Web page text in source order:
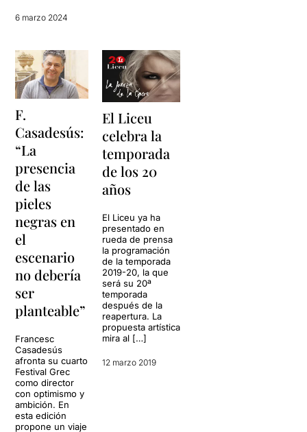
6 marzo 2024
F.
Casadesús:
“La
presencia
de las
pieles
negras en
el
escenario
no debería
ser
planteable”
Francesc
Casadesús
afronta su cuarto
Festival Grec
como director
con optimismo y
ambición. En
esta edición
propone un viaje
El Liceu
celebra la
temporada
de los 20
años
El Liceu ya ha
presentado en
rueda de prensa
la programación
de la temporada
2019-20, la que
será su 20ª
temporada
después de la
reapertura. La
propuesta artística
mira al […]
12 marzo 2019